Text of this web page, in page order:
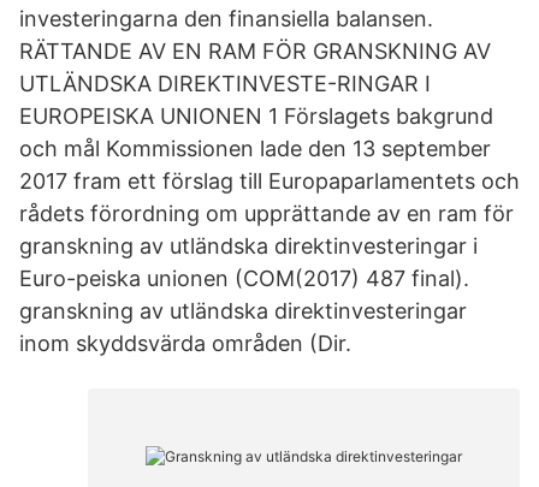
investeringarna den finansiella balansen.
RÄTTANDE AV EN RAM FÖR GRANSKNING AV
UTLÄNDSKA DIREKTINVESTE-RINGAR I
EUROPEISKA UNIONEN 1 Förslagets bakgrund
och mål Kommissionen lade den 13 september
2017 fram ett förslag till Europaparlamentets och
rådets förordning om upprättande av en ram för
granskning av utländska direktinvesteringar i
Euro-peiska unionen (COM(2017) 487 final).
granskning av utländska direktinvesteringar
inom skyddsvärda områden (Dir.